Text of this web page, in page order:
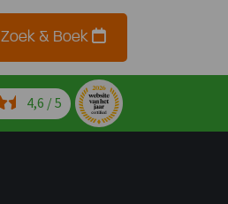
Zoek & Boek
4,6 / 5